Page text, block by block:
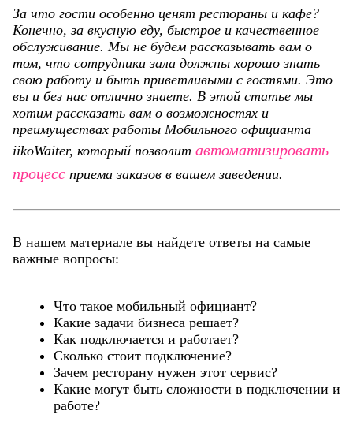
За что гости особенно ценят рестораны и кафе?
Конечно, за вкусную еду, быстрое и качественное
обслуживание. Мы не будем рассказывать вам о
том, что сотрудники зала должны хорошо знать
свою работу и быть приветливыми с гостями. Это
вы и без нас отлично знаете. В этой статье мы
хотим рассказать вам о возможностях и
преимуществах работы Мобильного официанта
iikoWaiter, который позволит автоматизировать
процесс приема заказов в вашем заведении.
В нашем материале вы найдете ответы на самые
важные вопросы:
Что такое мобильный официант?
Какие задачи бизнеса решает?
Как подключается и работает?
Сколько стоит подключение?
Зачем ресторану нужен этот сервис?
Какие могут быть сложности в подключении и
работе?